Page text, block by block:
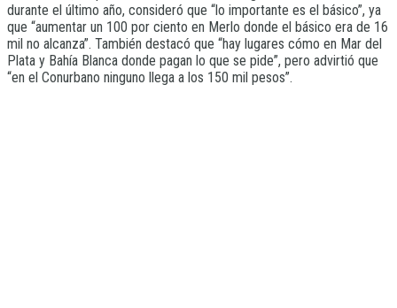
durante el último año, consideró que “lo importante es el básico”, ya
que “aumentar un 100 por ciento en Merlo donde el básico era de 16
mil no alcanza”. También destacó que “hay lugares cómo en Mar del
Plata y Bahía Blanca donde pagan lo que se pide”, pero advirtió que
“en el Conurbano ninguno llega a los 150 mil pesos”.